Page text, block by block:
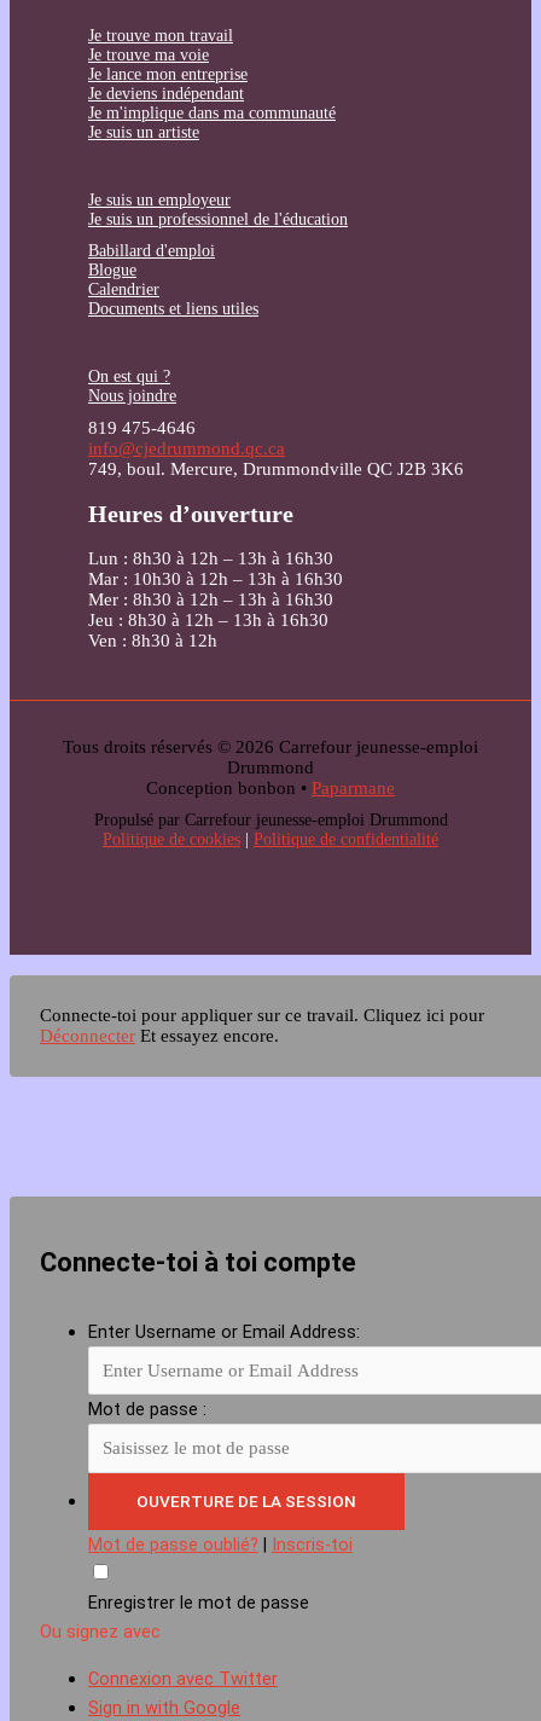
Je trouve mon travail
Je trouve ma voie
Je lance mon entreprise
Je deviens indépendant
Je m'implique dans ma communauté
Je suis un artiste
Je suis un employeur
Je suis un professionnel de l'éducation
Babillard d'emploi
Blogue
Calendrier
Documents et liens utiles
On est qui ?
Nous joindre
819 475-4646
info@cjedrummond.qc.ca
749, boul. Mercure, Drummondville QC J2B 3K6
Heures d’ouverture
Lun : 8h30 à 12h – 13h à 16h30
Mar : 10h30 à 12h – 13h à 16h30
Mer : 8h30 à 12h – 13h à 16h30
Jeu : 8h30 à 12h – 13h à 16h30
Ven : 8h30 à 12h
Tous droits réservés © 2026 Carrefour jeunesse-emploi
Drummond
Conception bonbon • Paparmane
Propulsé par Carrefour jeunesse-emploi Drummond
Politique de cookies | Politique de confidentialité
Connecte-toi pour appliquer sur ce travail. Cliquez ici pour
Déconnecter Et essayez encore.
Connecte-toi à toi compte
Enter Username or Email Address:
Mot de passe :
Mot de passe oublié? Inscris-toi
Enregistrer le mot de passe
Ou signez avec
Connexion avec Twitter
Sign in with Google